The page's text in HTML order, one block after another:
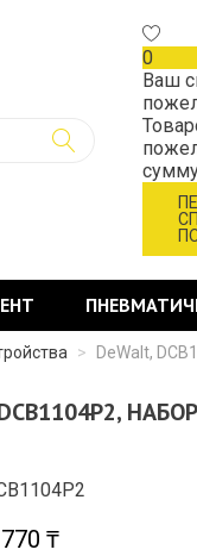
0
Ваш
> DeWalt,
DCB1104P2,
₸